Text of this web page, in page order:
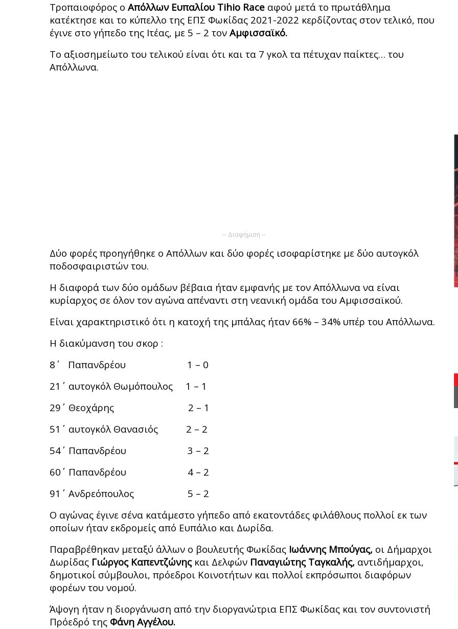
Τροπαιοφόρος ο Απόλλων Ευπαλίου Tihio Race αφού μετά το πρωτάθλημα
κατέκτησε και το κύπελλο της ΕΠΣ Φωκίδας 2021-2022 κερδίζοντας στον τελικό, που
έγινε στο γήπεδο της Ιτέας, με 5 – 2 τον Αμφισσαϊκό.
Το αξιοσημείωτο του τελικού είναι ότι και τα 7 γκολ τα πέτυχαν παίκτες… του
Απόλλωνα.
-- Διαφήμιση --
Δύο φορές προηγήθηκε ο Απόλλων και δύο φορές ισοφαρίστηκε με δύο αυτογκόλ
ποδοσφαιριστών του.
Η διαφορά των δύο ομάδων βέβαια ήταν εμφανής με τον Απόλλωνα να είναι
κυρίαρχος σε όλον τον αγώνα απέναντι στη νεανική ομάδα του Αμφισσαϊκού.
Είναι χαρακτηριστικό ότι η κατοχή της μπάλας ήταν 66% – 34% υπέρ του Απόλλωνα.
Η διακύμανση του σκορ :
8΄ Παπανδρέου 1 – 0
21΄ αυτογκόλ Θωμόπουλος 1 – 1
29΄ Θεοχάρης 2 – 1
51΄ αυτογκόλ Θανασιός 2 – 2
54΄ Παπανδρέου 3 – 2
60΄ Παπανδρέου 4 – 2
91΄ Ανδρεόπουλος 5 – 2
Ο αγώνας έγινε σένα κατάμεστο γήπεδο από εκατοντάδες φιλάθλους πολλοί εκ των
οποίων ήταν εκδρομείς από Ευπάλιο και Δωρίδα.
Παραβρέθηκαν μεταξύ άλλων ο βουλευτής Φωκίδας Ιωάννης Μπούγας, οι Δήμαρχοι
Δωρίδας Γιώργος Καπεντζώνηςκαι Δελφών Παναγιώτης Ταγκαλής, αντιδήμαρχοι,
δημοτικοί σύμβουλοι, πρόεδροι Κοινοτήτων και πολλοί εκπρόσωποι διαφόρων
φορέων του νομού.
Άψογη ήταν η διοργάνωση από την διοργανώτρια ΕΠΣ Φωκίδας και τον συντονιστή
Πρόεδρό της Φάνη Αγγέλου.